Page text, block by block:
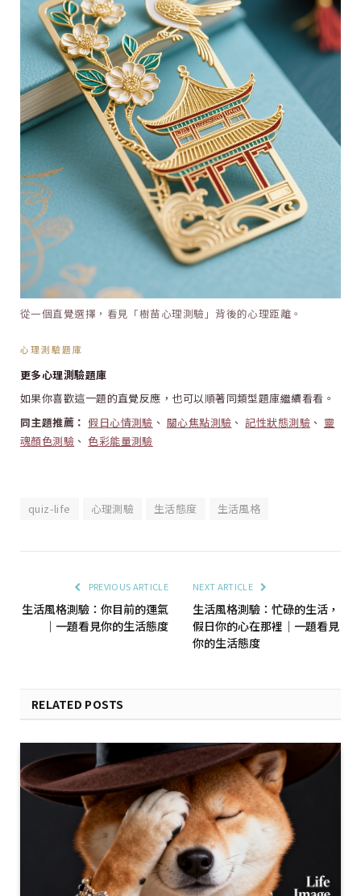
分享 FACEBOOK 傳送 LINE
從一個直覺選擇，看見「樹苗心理測驗」背後的心理距離。
心理測驗題庫
更多心理測驗題庫
如果你喜歡這一題的直覺反應，也可以順著同類型題庫繼續看看。
同主題推薦： 假日心情測驗 、 關心焦點測驗 、記性狀態測驗 、 靈
魂顏色測驗 、色彩能量測驗
quiz-life 心理測驗 生活態度 生活風格
PREVIOUS ARTICLE
生活風格測驗：你目前的運氣
｜一題看見你的生活態度
NEXT ARTICLE
生活風格測驗：忙碌的生活，
假日你的心在那裡｜一題看見
你的生活態度
RELATED POSTS